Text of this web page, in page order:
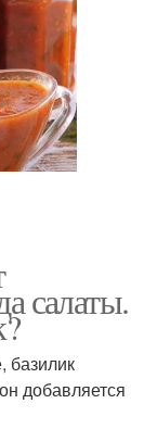
салаты.
базилик
добавляется